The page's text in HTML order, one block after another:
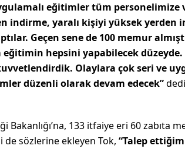
eğitimler tüm personelimize
indirme, yaralı kişiyi yüksek yerden
Geçen sene de 100 memur
eğitimin hepsini yapabilecek
Olaylara çok seri ve
düzenli olarak devam edecek”
133 itfaiye eri 60 zabıta
de sözlerine ekleyen Tok, “Talep